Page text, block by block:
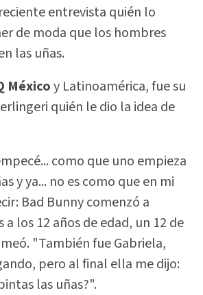
entrevista quién lo
de moda que los hombres
las uñas.
Méxicoy Latinoamérica, fue su
quién le dio la idea de
como que uno empieza
y ya... no es como que en mi
Bad Bunny comenzó a
a los 12 años de edad, un 12 de
"También fue Gabriela,
pero al final ella me dijo:
las uñas?".